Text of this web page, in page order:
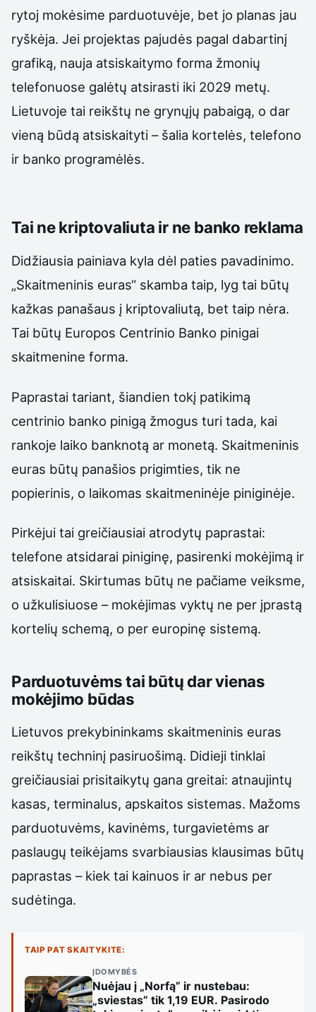
rytoj mokėsime parduotuvėje, bet jo planas jau
ryškėja. Jei projektas pajudės pagal dabartinį
grafiką, nauja atsiskaitymo forma žmonių
telefonuose galėtų atsirasti iki 2029 metų.
Lietuvoje tai reikštų ne grynųjų pabaigą, o dar
vieną būdą atsiskaityti – šalia kortelės, telefono
ir banko programėlės.
Tai ne kriptovaliuta ir ne banko reklama
Didžiausia painiava kyla dėl paties pavadinimo.
„Skaitmeninis euras“ skamba taip, lyg tai būtų
kažkas panašaus į kriptovaliutą, bet taip nėra.
Tai būtų Europos Centrinio Banko pinigai
skaitmenine forma.
Paprastai tariant, šiandien tokį patikimą
centrinio banko pinigą žmogus turi tada, kai
rankoje laiko banknotą ar monetą. Skaitmeninis
euras būtų panašios prigimties, tik ne
popierinis, o laikomas skaitmeninėje piniginėje.
Pirkėjui tai greičiausiai atrodytų paprastai:
telefone atsidarai piniginę, pasirenki mokėjimą ir
atsiskaitai. Skirtumas būtų ne pačiame veiksme,
o užkulisiuose – mokėjimas vyktų ne per įprastą
kortelių schemą, o per europinę sistemą.
Parduotuvėms tai būtų dar vienas
mokėjimo būdas
Lietuvos prekybininkams skaitmeninis euras
reikštų techninį pasiruošimą. Didieji tinklai
greičiausiai prisitaikytų gana greitai: atnaujintų
kasas, terminalus, apskaitos sistemas. Mažoms
parduotuvėms, kavinėms, turgavietėms ar
paslaugų teikėjams svarbiausias klausimas būtų
paprastas – kiek tai kainuos ir ar nebus per
sudėtinga.
TAIP PAT SKAITYKITE:
ĮDOMYBĖS
Nuėjau į „Norfą” ir nustebau:
„sviestas” tik 1,19 EUR. Pasirodo